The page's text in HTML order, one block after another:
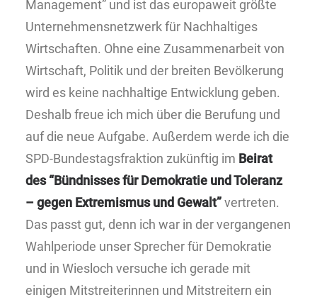
Management” und ist das europaweit größte
Unternehmensnetzwerk für Nachhaltiges
Wirtschaften. Ohne eine Zusammenarbeit von
Wirtschaft, Politik und der breiten Bevölkerung
wird es keine nachhaltige Entwicklung geben.
Deshalb freue ich mich über die Berufung und
auf die neue Aufgabe. Außerdem werde ich die
SPD-Bundestagsfraktion zukünftig im Beirat
des “Bündnisses für Demokratie und Toleranz
– gegen Extremismus und Gewalt”vertreten.
Das passt gut, denn ich war in der vergangenen
Wahlperiode unser Sprecher für Demokratie
und in Wiesloch versuche ich gerade mit
einigen Mitstreiterinnen und Mitstreitern ein